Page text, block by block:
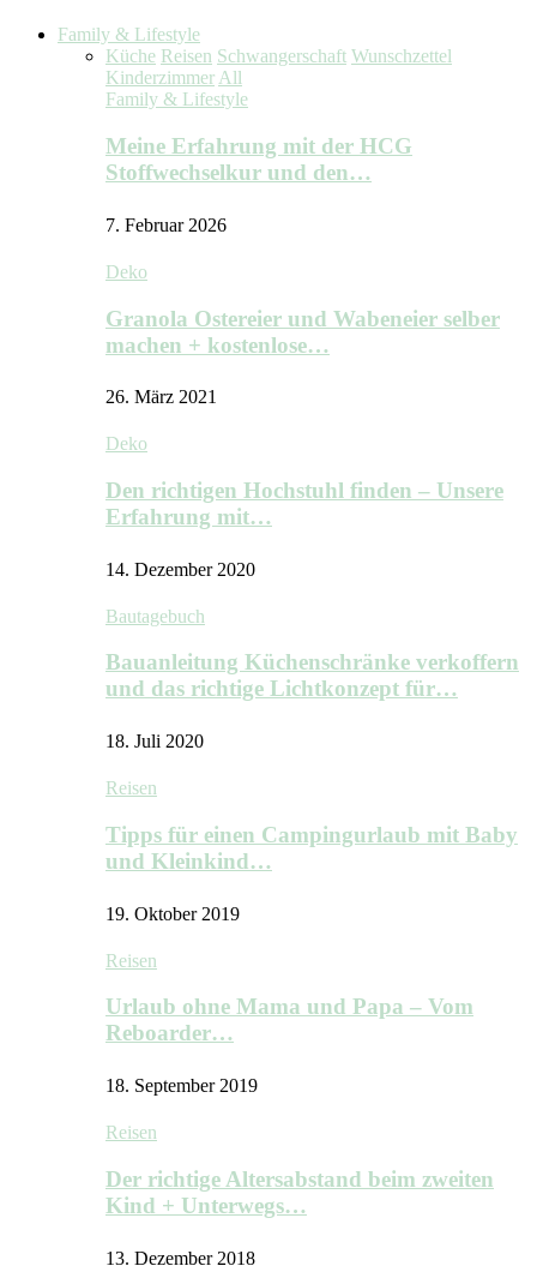
Family & Lifestyle
Küche Reisen Schwangerschaft Wunschzettel
KinderzimmerAll
Family & Lifestyle
Meine Erfahrung mit der HCG
Stoffwechselkur und den…
7. Februar 2026
Deko
Granola Ostereier und Wabeneier selber
machen + kostenlose…
26. März 2021
Deko
Den richtigen Hochstuhl finden – Unsere
Erfahrung mit…
14. Dezember 2020
Bautagebuch
Bauanleitung Küchenschränke verkoffern
und das richtige Lichtkonzept für…
18. Juli 2020
Reisen
Tipps für einen Campingurlaub mit Baby
und Kleinkind…
19. Oktober 2019
Reisen
Urlaub ohne Mama und Papa – Vom
Reboarder…
18. September 2019
Reisen
Der richtige Altersabstand beim zweiten
Kind + Unterwegs…
13. Dezember 2018